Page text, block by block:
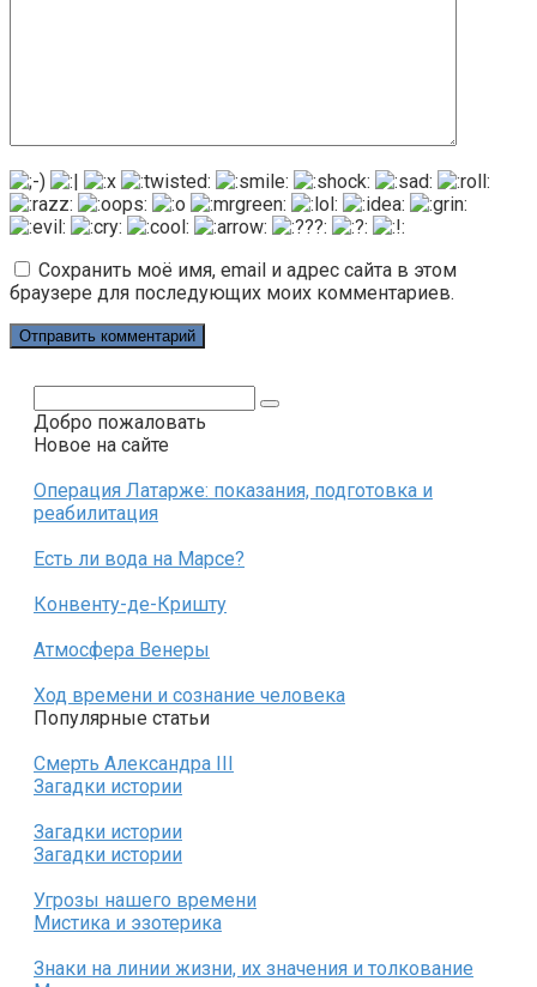
Сохранить моё имя, email и адрес сайта в этом
браузере для последующих моих комментариев.
Добро пожаловать
Новое на сайте
Операция Латарже: показания, подготовка и
реабилитация
Есть ли вода на Марсе?
Конвенту-де-Кришту
Атмосфера Венеры
Ход времени и сознание человека
Популярные статьи
Смерть Александра III
Загадки истории
Загадки истории
Загадки истории
Угрозы нашего времени
Мистика и эзотерика
Знаки на линии жизни, их значения и толкование